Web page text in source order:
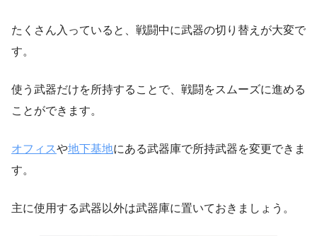
たくさん入っていると、戦闘中に武器の切り替えが大変で
す。
使う武器だけを所持することで、戦闘をスムーズに進める
ことができます。
オフィスや地下基地にある武器庫で所持武器を変更できま
す。
主に使用する武器以外は武器庫に置いておきましょう。